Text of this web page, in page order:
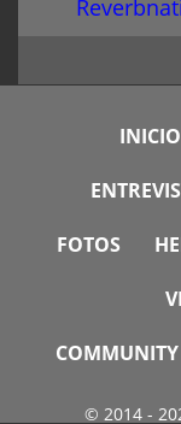
INICIO
FOTOS
© 2014 -